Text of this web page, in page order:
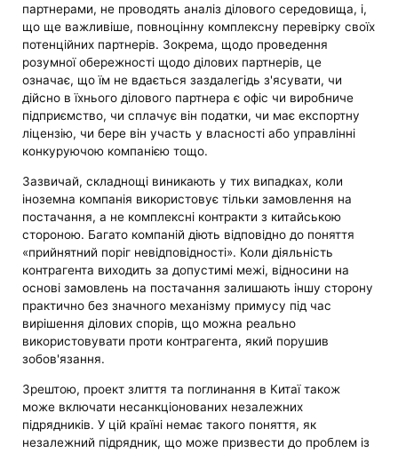
партнерами, не проводять аналіз ділового середовища, і,
що ще важливіше, повноцінну комплексну перевірку своїх
потенційних партнерів. Зокрема, щодо проведення
розумної обережності щодо ділових партнерів, це
означає, що їм не вдається заздалегідь з'ясувати, чи
дійсно в їхнього ділового партнера є офіс чи виробниче
підприємство, чи сплачує він податки, чи має експортну
ліцензію, чи бере він участь у власності або управлінні
конкуруючою компанією тощо.
Зазвичай, складнощі виникають у тих випадках, коли
іноземна компанія використовує тільки замовлення на
постачання, а не комплексні контракти з китайською
стороною. Багато компаній діють відповідно до поняття
«прийнятний поріг невідповідності». Коли діяльність
контрагента виходить за допустимі межі, відносини на
основі замовлень на постачання залишають іншу сторону
практично без значного механізму примусу під час
вирішення ділових спорів, що можна реально
використовувати проти контрагента, який порушив
зобов'язання.
Зрештою, проект злиття та поглинання в Китаї також
може включати несанкціонованих незалежних
підрядників. У цій країні немає такого поняття, як
незалежний підрядник, що може призвести до проблем із